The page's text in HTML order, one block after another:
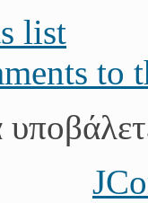
list
to